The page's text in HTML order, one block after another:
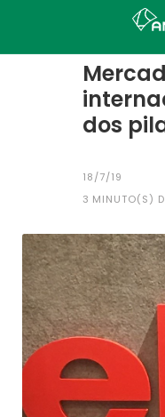
dos
18/7/19
3 MINUTO(S)